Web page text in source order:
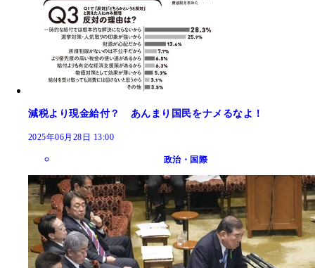
減税より現金給付？ あんまり国民をナメるなよ！
2025年06月28日 13:00
政治・国際